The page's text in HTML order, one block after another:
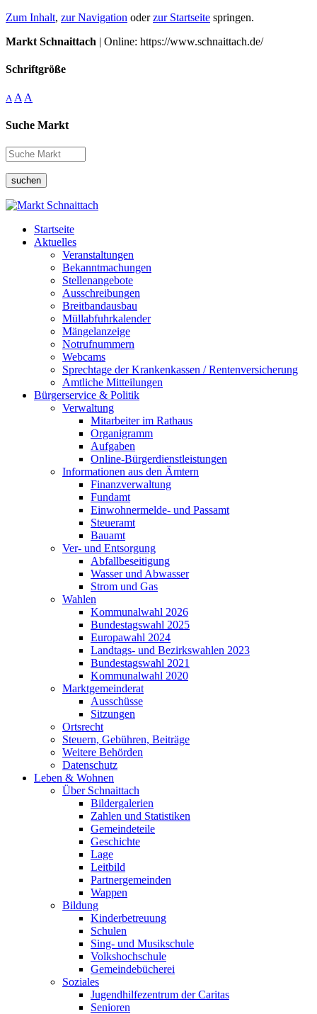
Zum Inhalt, zur Navigation oderzur Startseite springen.
Markt Schnaittach | Online: https://www.schnaittach.de/
Schriftgröße
A A A
Suche Markt
suchen
Startseite
Aktuelles
Veranstaltungen
Bekanntmachungen
Stellenangebote
Ausschreibungen
Breitbandausbau
Müllabfuhrkalender
Mängelanzeige
Notrufnummern
Webcams
Sprechtage der Krankenkassen / Rentenversicherung
Amtliche Mitteilungen
Bürgerservice & Politik
Verwaltung
Mitarbeiter im Rathaus
Organigramm
Aufgaben
Online-Bürgerdienstleistungen
Informationen aus den Ämtern
Finanzverwaltung
Fundamt
Einwohnermelde- und Passamt
Steueramt
Bauamt
Ver- und Entsorgung
Abfallbeseitigung
Wasser und Abwasser
Strom und Gas
Wahlen
Kommunalwahl 2026
Bundestagswahl 2025
Europawahl 2024
Landtags- und Bezirkswahlen 2023
Bundestagswahl 2021
Kommunalwahl 2020
Marktgemeinderat
Ausschüsse
Sitzungen
Ortsrecht
Steuern, Gebühren, Beiträge
Weitere Behörden
Datenschutz
Leben & Wohnen
Über Schnaittach
Bildergalerien
Zahlen und Statistiken
Gemeindeteile
Geschichte
Lage
Leitbild
Partnergemeinden
Wappen
Bildung
Kinderbetreuung
Schulen
Sing- und Musikschule
Volkshochschule
Gemeindebücherei
Soziales
Jugendhilfezentrum der Caritas
Senioren